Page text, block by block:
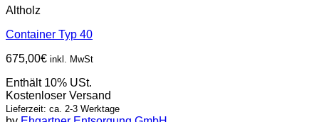
Altholz
Container Typ 40
675,00€ inkl. MwSt
Enthält 10% USt.
Kostenloser Versand
Lieferzeit: ca. 2-3 Werktage